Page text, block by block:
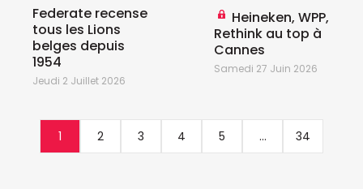
Federate recense
tous les Lions
belges depuis
1954
Jeudi 2 Juillet 2026
Heineken, WPP,
Rethink au top à
Cannes
Samedi 27 Juin 2026
1 2 3 4 5 ... 34